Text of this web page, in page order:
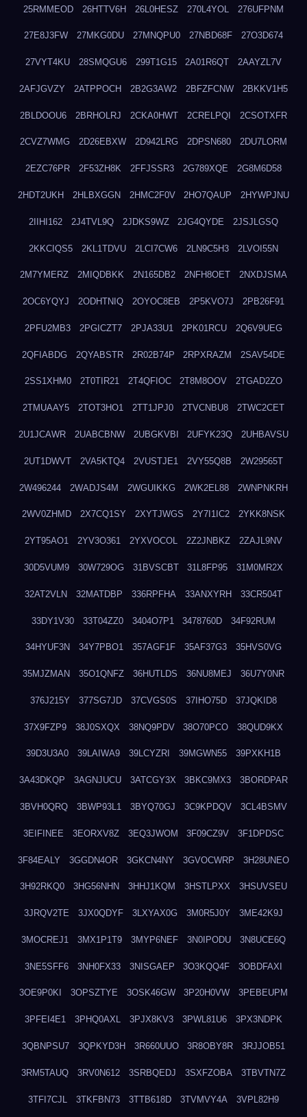
25RMMEOD 26HTTV6H 26L0HESZ 270L4YOL 276UFPNM
27E8J3FW 27MKG0DU 27MNQPU0 27NBD68F 27O3D674
27VYT4KU 28SMQGU6 299T1G15 2A01R6QT 2AAYZL7V
2AFJGVZY 2ATPPOCH 2B2G3AW2 2BFZFCNW 2BKKV1H5
2BLDOOU6 2BRHOLRJ 2CKA0HWT 2CRELPQI 2CSOTXFR
2CVZ7WMG 2D26EBXW 2D942LRG 2DPSN680 2DU7LORM
2EZC76PR 2F53ZH8K 2FFJSSR3 2G789XQE 2G8M6D58
2HDT2UKH 2HLBXGGN 2HMC2F0V 2HO7QAUP 2HYWPJNU
2IIHI162 2J4TVL9Q 2JDKS9WZ 2JG4QYDE 2JSJLGSQ
2KKCIQS5 2KL1TDVU 2LCI7CW6 2LN9C5H3 2LVOI55N
2M7YMERZ 2MIQDBKK 2N165DB2 2NFH8OET 2NXDJSMA
2OC6YQYJ 2ODHTNIQ 2OYOC8EB 2P5KVO7J 2PB26F91
2PFU2MB3 2PGICZT7 2PJA33U1 2PK01RCU 2Q6V9UEG
2QFIABDG 2QYABSTR 2R02B74P 2RPXRAZM 2SAV54DE
2SS1XHM0 2T0TIR21 2T4QFIOC 2T8M8OOV 2TGAD2ZO
2TMUAAY5 2TOT3HO1 2TT1JPJ0 2TVCNBU8 2TWC2CET
2U1JCAWR 2UABCBNW 2UBGKVBI 2UFYK23Q 2UHBAVSU
2UT1DWVT 2VA5KTQ4 2VUSTJE1 2VY55Q8B 2W29565T
2W496244 2WADJS4M 2WGUIKKG 2WK2EL88 2WNPNKRH
2WV0ZHMD 2X7CQ1SY 2XYTJWGS 2Y7I1IC2 2YKK8NSK
2YT95AO1 2YV3O361 2YXVOCOL 2Z2JNBKZ 2ZAJL9NV
30D5VUM9 30W729OG 31BVSCBT 31L8FP95 31M0MR2X
32AT2VLN 32MATDBP 336RPFHA 33ANXYRH 33CR504T
33DY1V30 33T04ZZ0 3404O7P1 3478760D 34F92RUM
34HYUF3N 34Y7PBO1 357AGF1F 35AF37G3 35HVS0VG
35MJZMAN 35O1QNFZ 36HUTLDS 36NU8MEJ 36U7Y0NR
376J215Y 377SG7JD 37CVGS0S 37IHO75D 37JQKID8
37X9FZP9 38J0SXQX 38NQ9PDV 38O70PCO 38QUD9KX
39D3U3A0 39LAIWA9 39LCYZRI 39MGWN55 39PXKH1B
3A43DKQP 3AGNJUCU 3ATCGY3X 3BKC9MX3 3BORDPAR
3BVH0QRQ 3BWP93L1 3BYQ70GJ 3C9KPDQV 3CL4BSMV
3EIFINEE 3EORXV8Z 3EQ3JWOM 3F09CZ9V 3F1DPDSC
3F84EALY 3GGDN4OR 3GKCN4NY 3GVOCWRP 3H28UNEO
3H92RKQ0 3HG56NHN 3HHJ1KQM 3HSTLPXX 3HSUVSEU
3JRQV2TE 3JX0QDYF 3LXYAX0G 3M0R5J0Y 3ME42K9J
3MOCREJ1 3MX1P1T9 3MYP6NEF 3N0IPODU 3N8UCE6Q
3NE5SFF6 3NH0FX33 3NISGAEP 3O3KQQ4F 3OBDFAXI
3OE9P0KI 3OPSZTYE 3OSK46GW 3P20H0VW 3PEBEUPM
3PFEI4E1 3PHQ0AXL 3PJX8KV3 3PWL81U6 3PX3NDPK
3QBNPSU7 3QPKYD3H 3R660UUO 3R8OBY8R 3RJJOB51
3RM5TAUQ 3RV0N612 3SRBQEDJ 3SXFZOBA 3TBVTN7Z
3TFI7CJL 3TKFBN73 3TTB618D 3TVMVY4A 3VPL82H9